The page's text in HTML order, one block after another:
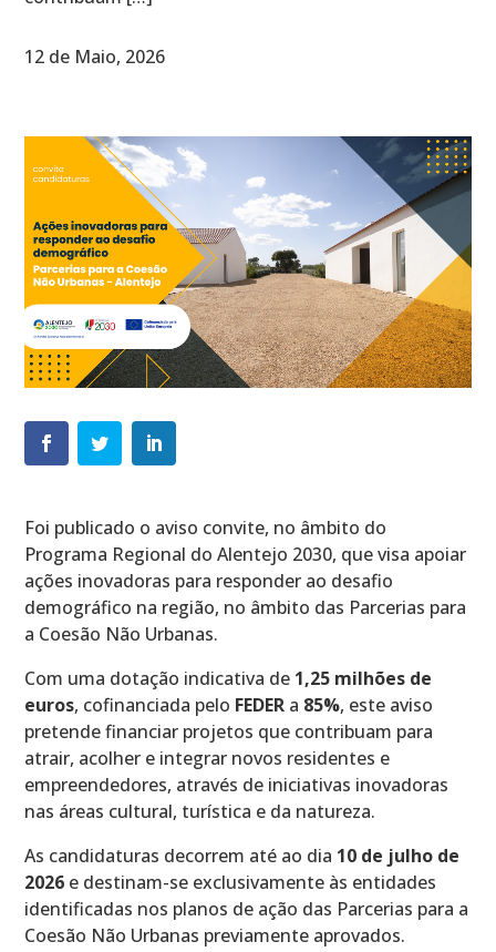
12 de Maio, 2026
Foi publicado o aviso convite, no âmbito do
Programa Regional do Alentejo 2030, que visa apoiar
ações inovadoras para responder ao desafio
demográfico na região, no âmbito das Parcerias para
a Coesão Não Urbanas.
Com uma dotação indicativa de 1,25 milhões de
euros, cofinanciada pelo FEDER a 85%, este aviso
pretende financiar projetos que contribuam para
atrair, acolher e integrar novos residentes e
empreendedores, através de iniciativas inovadoras
nas áreas cultural, turística e da natureza.
As candidaturas decorrem até ao dia 10 de julho de
2026 e destinam-se exclusivamente às entidades
identificadas nos planos de ação das Parcerias para a
Coesão Não Urbanas previamente aprovados.